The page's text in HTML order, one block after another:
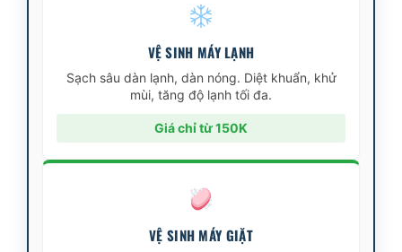
VỆ SINH MÁY LẠNH
Sạch sâu dàn lạnh, dàn nóng. Diệt khuẩn, khử
mùi, tăng độ lạnh tối đa.
Giá chỉ từ 150K
VỆ SINH MÁY GIẶT